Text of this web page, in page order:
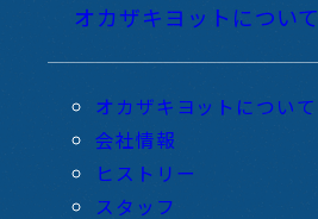
オカザキヨットについて
オカザキヨットについて
会社情報
ヒストリー
スタッフ